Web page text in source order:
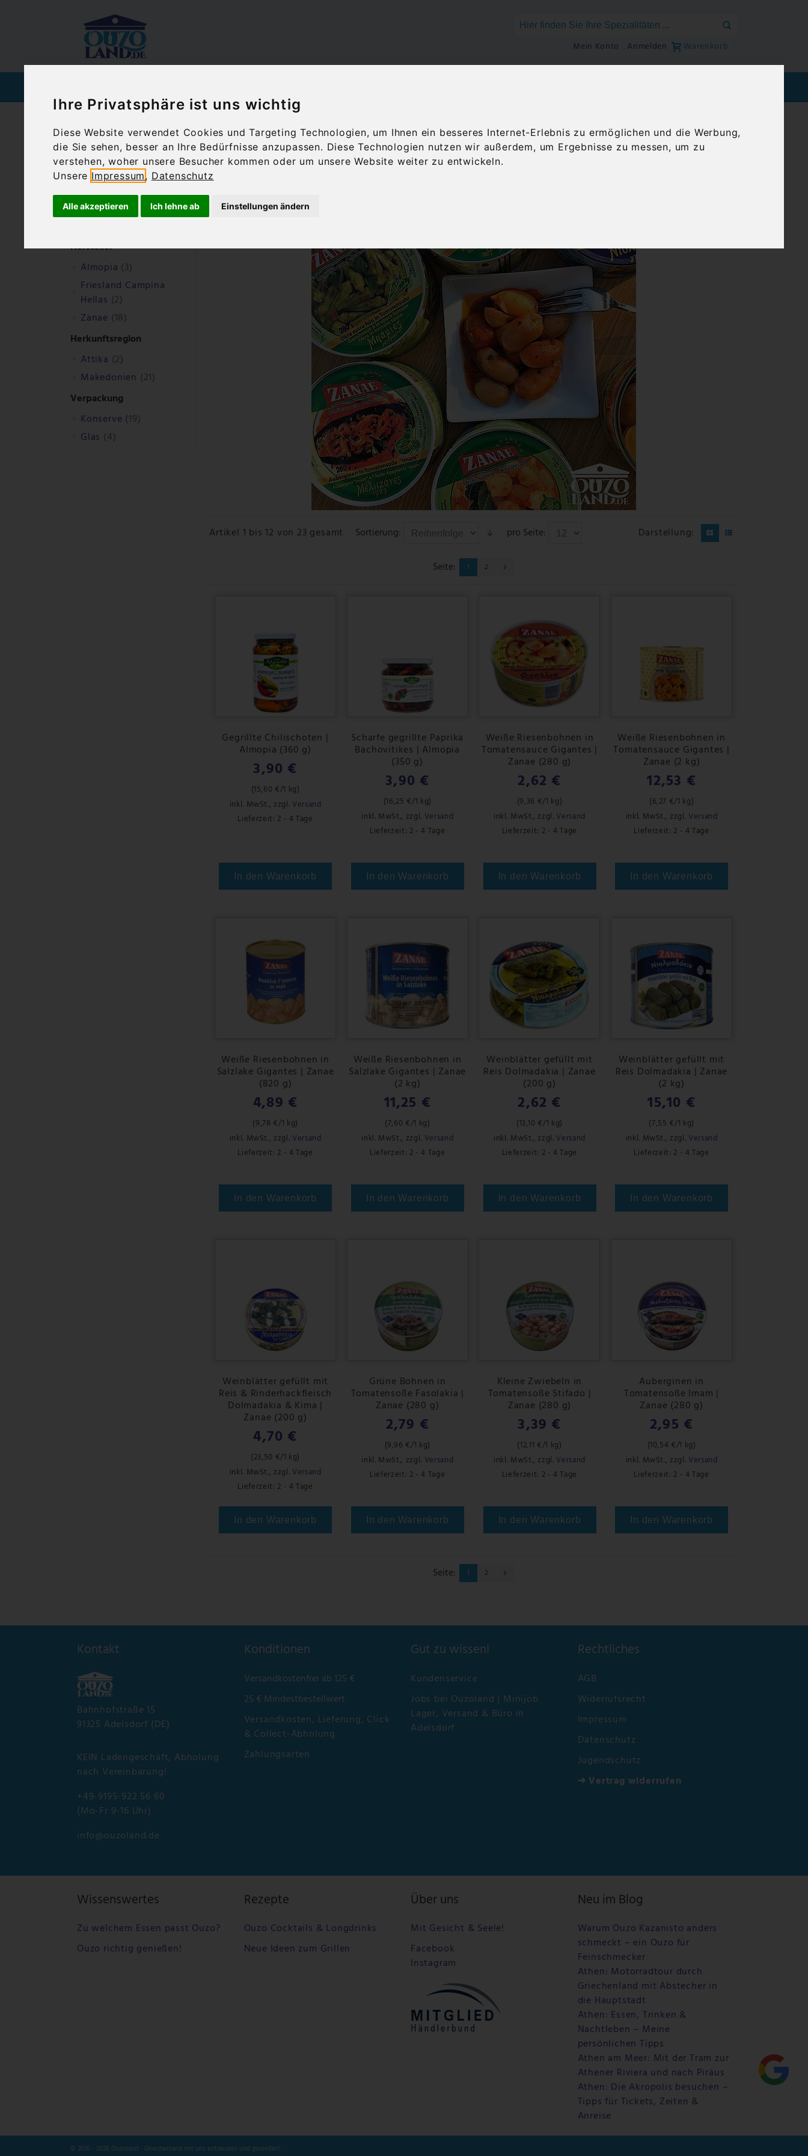
Ihre Privatsphäre ist uns wichtig
Diese Website verwendet Cookies und Targeting Technologien, um Ihnen ein besseres Internet-Erlebnis zu ermöglichen und die Werbung,
die Sie sehen, besser an Ihre Bedürfnisse anzupassen. Diese Technologien nutzen wir außerdem, um Ergebnisse zu messen, um zu
verstehen, woher unsere Besucher kommen oder um unsere Website weiter zu entwickeln.
Unsere Impressum, Datenschutz
Alle akzeptieren Ich lehne ab Einstellungen ändern
Warenkorb
Mein Konto Anmelden
Ouzoland.de Feinkost Fertiggerichte & Co.
Fertiggerichte & Co.
Artikel 1 bis 12 von 23 gesamt Sortierung: pro Seite: Darstellung:
Seite: 1 2
Gegrillte Chilischoten |
Almopia (360 g)
3,90 €
(15,60 €/1 kg)
inkl. MwSt., zzgl. Versand
Lieferzeit: 2 - 4 Tage
In den Warenkorb
Scharfe gegrillte Paprika
Bachovitikes | Almopia
(350 g)
3,90 €
(16,25 €/1 kg)
inkl. MwSt., zzgl. Versand
Lieferzeit: 2 - 4 Tage
In den Warenkorb
Weiße Riesenbohnen in
Tomatensauce Gigantes |
Zanae (280 g)
2,62 €
(9,36 €/1 kg)
inkl. MwSt., zzgl. Versand
Lieferzeit: 2 - 4 Tage
In den Warenkorb
Weiße Riesenbohnen in
Tomatensauce Gigantes |
Zanae (2 kg)
12,53 €
(6,27 €/1 kg)
inkl. MwSt., zzgl. Versand
Lieferzeit: 2 - 4 Tage
In den Warenkorb
Weiße Riesenbohnen in
Salzlake Gigantes | Zanae
(820 g)
4,89 €
(9,78 €/1 kg)
inkl. MwSt., zzgl. Versand
Lieferzeit: 2 - 4 Tage
In den Warenkorb
Weiße Riesenbohnen in
Salzlake Gigantes | Zanae
(2 kg)
11,25 €
(7,60 €/1 kg)
inkl. MwSt., zzgl. Versand
Lieferzeit: 2 - 4 Tage
In den Warenkorb
Weinblätter gefüllt mit
Reis Dolmadakia | Zanae
(200 g)
2,62 €
(13,10 €/1 kg)
inkl. MwSt., zzgl. Versand
Lieferzeit: 2 - 4 Tage
In den Warenkorb
Weinblätter gefüllt mit
Reis Dolmadakia | Zanae
(2 kg)
15,10 €
(7,55 €/1 kg)
inkl. MwSt., zzgl. Versand
Lieferzeit: 2 - 4 Tage
In den Warenkorb
Weinblätter gefüllt mit
Reis & Rinderhackfleisch
Dolmadakia & Kima |
Zanae (200 g)
4,70 €
(23,50 €/1 kg)
inkl. MwSt., zzgl. Versand
Lieferzeit: 2 - 4 Tage
In den Warenkorb
Grüne Bohnen in
Tomatensoße Fasolakia |
Zanae (280 g)
2,79 €
(9,96 €/1 kg)
inkl. MwSt., zzgl. Versand
Lieferzeit: 2 - 4 Tage
In den Warenkorb
Kleine Zwiebeln in
Tomatensoße Stifado |
Zanae (280 g)
3,39 €
(12,11 €/1 kg)
inkl. MwSt., zzgl. Versand
Lieferzeit: 2 - 4 Tage
In den Warenkorb
Auberginen in
Tomatensoße Imam |
Zanae (280 g)
2,95 €
(10,54 €/1 kg)
inkl. MwSt., zzgl. Versand
Lieferzeit: 2 - 4 Tage
In den Warenkorb
Seite: 1 2
Filtern nach
Preis
0,00 €-9,99 €(20)
Hersteller
Almopia (3)
Friesland Campina
Hellas (2)
Zanae (18)
Herkunftsregion
Attika (2)
Makedonien (21)
Verpackung
Konserve (19)
Glas (4)
Kontakt
Bahnhofstraße 15
91325 Adelsdorf (DE)
KEIN Ladengeschäft, Abholung
nach Vereinbarung!
+49-9195-922 56 60
(Mo-Fr 9-16 Uhr)
info@ouzoland.de
Konditionen
Versandkostenfrei ab 125 €
25 € Mindestbestellwert
Versandkosten, Lieferung, Click
& Collect-Abholung
Zahlungsarten
Gut zu wissen!
Kundenservice
Jobs bei Ouzoland | Minijob
Lager, Versand & Büro in
Adelsdorf
Rechtliches
AGB
Widerrufsrecht
Impressum
Datenschutz
Jugendschutz
➜ Vertrag widerrufen
Wissenswertes
Zu welchem Essen passt Ouzo?
Ouzo richtig genießen!
Rezepte
Ouzo Cocktails & Longdrinks
Neue Ideen zum Grillen
Über uns
Mit Gesicht & Seele!
Facebook
Instagram
Neu im Blog
Warum Ouzo Kazanisto anders
schmeckt – ein Ouzo für
Feinschmecker
Athen: Motorradtour durch
Griechenland mit Abstecher in
die Hauptstadt
Athen: Essen, Trinken &
Nachtleben – Meine
persönlichen Tipps
Athen am Meer: Mit der Tram zur
Athener Riviera und nach Piräus
Athen: Die Akropolis besuchen –
Tipps für Tickets, Zeiten &
Anreise
© 2016 - 2026 Ouzoland - Griechenland mit uns entdecken und genießen!